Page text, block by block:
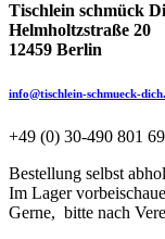
Tischlein schmück
Helmholtzstraße 20
12459 Berlin
info@tischlein-schmueck-
+49 (0) 30-490 801 69
Bestellung selbst
Im Lager
Gerne, bitte nach